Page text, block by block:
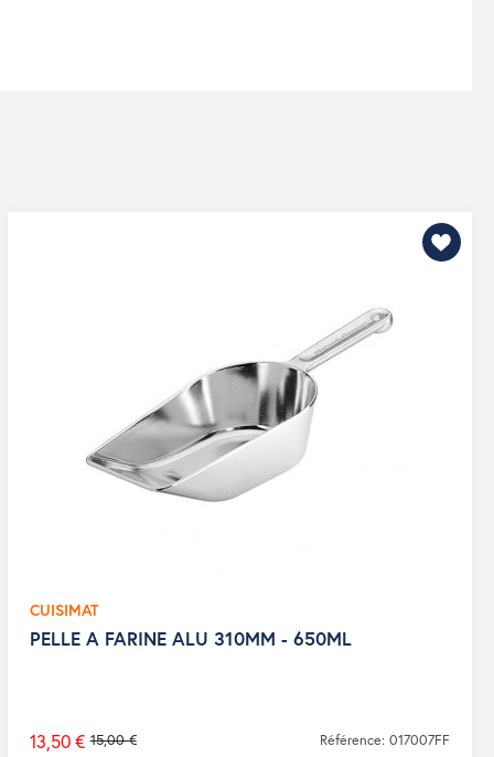
CUISIMAT
PELLE A FARINE ALU 310MM - 650ML
15,00 €
13,50 € Référence: 017007FF